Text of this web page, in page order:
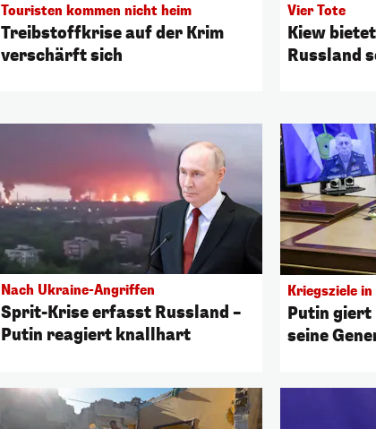
Touristen kommen nicht heim
Treibstoffkrise auf der Krim
verschärft sich
Vier Tote
Kiew
Russland
Nach Ukraine-Angriffen
Sprit-Krise erfasst Russland –
Putin reagiert knallhart
Kriegsziele
Putin giert
seine